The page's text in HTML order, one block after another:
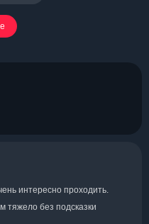
интересно проходить.
тяжело без подсказки